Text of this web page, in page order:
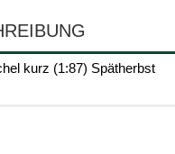
kurz (1:87) Spätherbst